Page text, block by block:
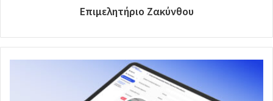
Επιμελητήριο Ζακύνθου